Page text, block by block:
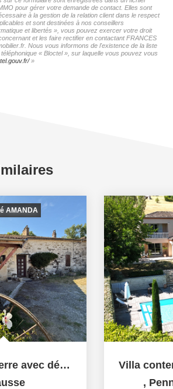
pour gérer votre demande de contact. Elles sont
à la gestion de la relation client dans le respect
et sont destinées à nos conseillers
et libertés », vous pouvez exercer votre droit
et les faire rectifier en contactant FRANCES
Nous vous informons de l'existence de la liste
« Bloctel », sur laquelle vous pouvez vous
»
AMANDA
Maison en pierre avec dépendance attenante
,